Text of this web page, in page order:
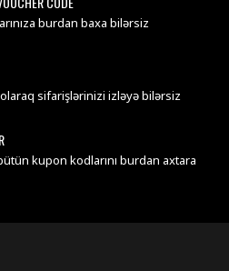
burdan baxa bilərsiz
olaraq sifarişlərinizi izləyə bilərsiz
kupon kodlarını burdan axtara